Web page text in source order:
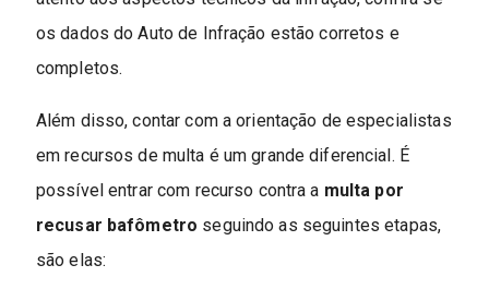
os dados do Auto de Infração estão corretos e
completos.
Além disso, contar com a orientação de especialistas
em recursos de multa é um grande diferencial. É
possível entrar com recurso contra a multa por
recusar bafômetro seguindo as seguintes etapas,
são elas: